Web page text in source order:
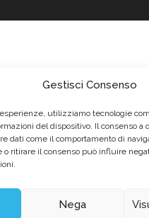
Gestisci Consenso
utilizziamo tecnologie
del dispositivo. Il consenso a
dati come il comportamento di
o ritirare il consenso può influire
Nega